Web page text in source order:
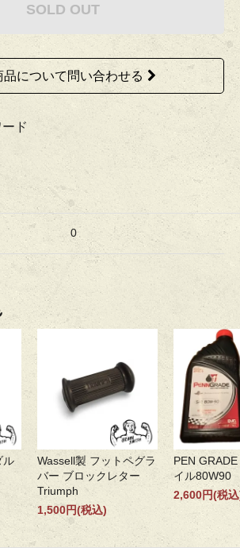
SOLD OUT
品について問い合わせる
ド
0
ル
Wassell製 フットペグラ
バー ブロックレター
Triumph
1,500円(税込)
PEN
イル80W90
2,600円(税